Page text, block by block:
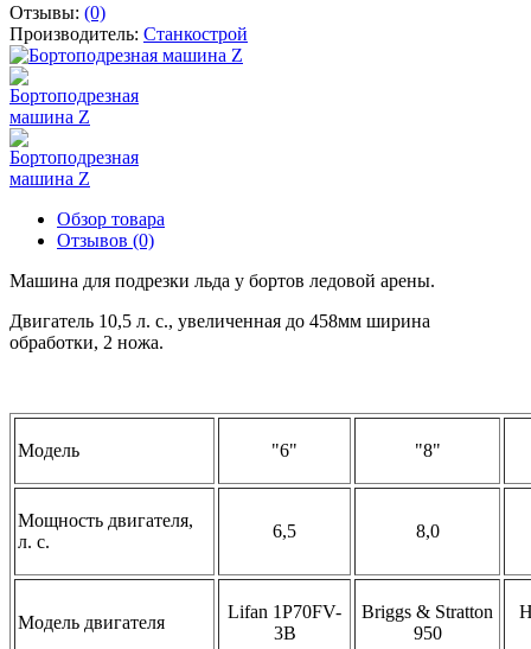
Отзывы: (0)
Производитель: Станкострой
Обзор товара
Отзывов (0)
Машина для подрезки льда у бортов ледовой арены.
Двигатель 10,5 л. с., увеличенная до 458мм ширина
обработки, 2 ножа.
Модель "6" "8"
Мощность двигателя,
л. с.
6,5 8,0
Модель двигателя
Lifan 1P70FV-
3B
Briggs & Stratton
950